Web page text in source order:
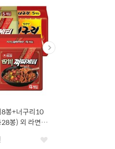
봉+너구리10
봉) 외 라면 모
좋